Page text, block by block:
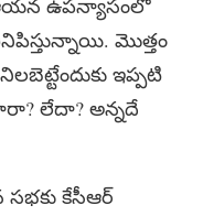
మొత్తం
ఇప్పటి
లేదా? అన్నదే
సభకు కేసీఆర్